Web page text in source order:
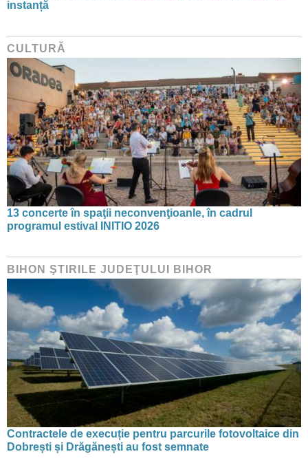
instanță
CULTURĂ
13 concerte în spaţii neconvenţioanle, în cadrul
programul estival INITIO 2026
BIHON ŞTIRILE JUDEŢULUI BIHOR
Contractele de execuție pentru parcurile fotovoltaice din
Dobrești și Drăgănești au fost semnate